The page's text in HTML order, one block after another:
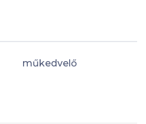
műkedvelő